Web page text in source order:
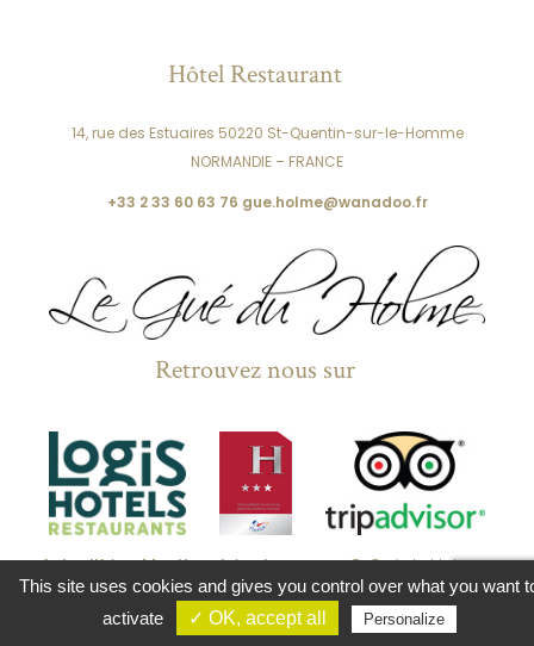
Hôtel Restaurant
14, rue des Estuaires 50220 St-Quentin-sur-le-Homme
NORMANDIE – FRANCE
+33 2 33 60 63 76 gue.holme@wanadoo.fr
Retrouvez nous sur
Actualités-Mentions Légales- 2024 © Gué du Holme -
Création MC Performances
This site uses cookies and gives you control over what you want
activate
✓ OK, accept all Personalize